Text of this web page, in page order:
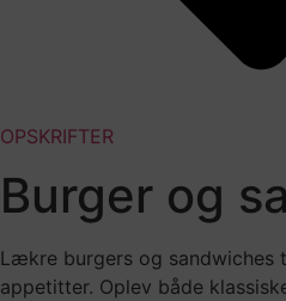
OPSKRIFTER
Burger og
Lækre burgers og sandwiches
appetitter. Oplev både